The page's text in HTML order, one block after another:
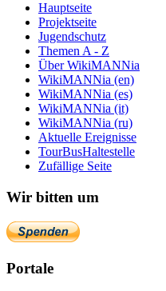
Hauptseite
Projektseite
Jugendschutz
Themen A - Z
Über WikiMANNia
WikiMANNia (en)
WikiMANNia (es)
WikiMANNia (it)
WikiMANNia (ru)
Aktuelle Ereignisse
TourBusHaltestelle
Zufällige Seite
Wir bitten um
Portale